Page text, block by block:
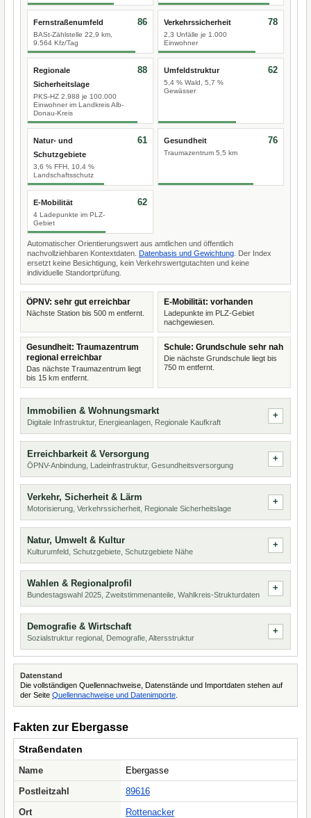
Fernstraßenumfeld
BASt-Zählstelle 22,9 km,
9.564 Kfz/Tag
86 Verkehrssicherheit
2,3 Unfälle je 1.000
Einwohner
78
Regionale
Sicherheitslage
PKS-HZ 2.988 je 100.000
Einwohner im Landkreis Alb-
Donau-Kreis
88 Umfeldstruktur
5,4 % Wald, 5,7 %
Gewässer
62
Natur- und
Schutzgebiete
3,6 % FFH, 10,4 %
Landschaftsschutz
61 Gesundheit
Traumazentrum 5,5 km
76
E-Mobilität
4 Ladepunkte im PLZ-
Gebiet
62
Automatischer Orientierungswert aus amtlichen und öffentlich
nachvollziehbaren Kontextdaten. Datenbasis und Gewichtung . Der Index
ersetzt keine Besichtigung, kein Verkehrswertgutachten und keine
individuelle Standortprüfung.
ÖPNV: sehr gut erreichbar
Nächste Station bis 500 m entfernt.
E-Mobilität: vorhanden
Ladepunkte im PLZ-Gebiet
nachgewiesen.
Gesundheit: Traumazentrum
regional erreichbar
Das nächste Traumazentrum liegt
bis 15 km entfernt.
Schule: Grundschule sehr nah
Die nächste Grundschule liegt bis
750 m entfernt.
Immobilien & Wohnungsmarkt
Digitale Infrastruktur, Energieanlagen, Regionale Kaufkraft
Erreichbarkeit & Versorgung
ÖPNV-Anbindung, Ladeinfrastruktur, Gesundheitsversorgung
Verkehr, Sicherheit & Lärm
Motorisierung, Verkehrssicherheit, Regionale Sicherheitslage
Natur, Umwelt & Kultur
Kulturumfeld, Schutzgebiete, Schutzgebiete Nähe
Wahlen & Regionalprofil
Bundestagswahl 2025, Zweitstimmenanteile, Wahlkreis-Strukturdaten
Demografie & Wirtschaft
Sozialstruktur regional, Demografie, Altersstruktur
Datenstand
Die vollständigen Quellennachweise, Datenstände und Importdaten stehen auf
der Seite Quellennachweise und Datenimporte
Fakten zur Ebergasse
Straßendaten
Name
Ebergasse
Postleitzahl
89616
Ort
Rottenacker